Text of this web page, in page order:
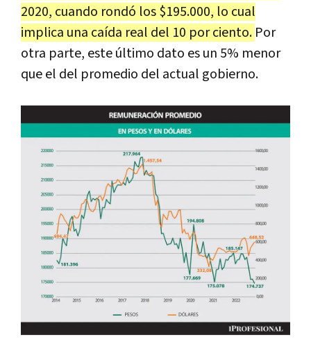
2020, cuando rondó los $195.000, lo cual
implica una caída real del 10 por ciento. Por
otra parte, este último dato es un 5% menor
que el del promedio del actual gobierno.